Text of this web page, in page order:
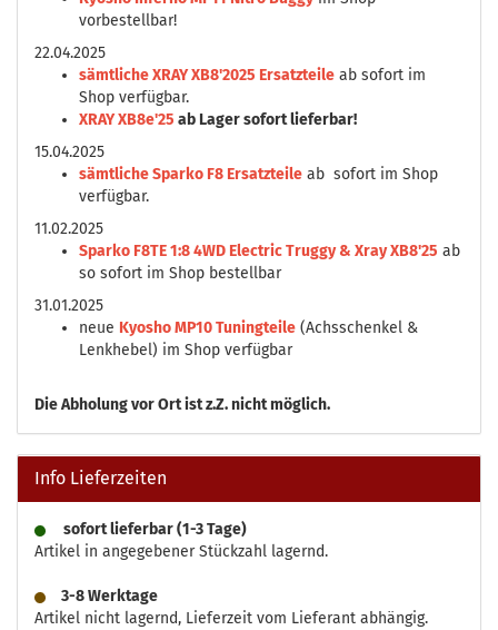
vorbestellbar!
22.04.2025
sämtliche XRAY XB8'2025 Ersatzteile ab sofort im
Shop verfügbar.
XRAY XB8e'25 ab Lager sofort lieferbar!
15.04.2025
sämtliche Sparko F8 Ersatzteile ab sofort im Shop
verfügbar.
11.02.2025
Sparko F8TE 1:8 4WD Electric Truggy & Xray XB8'25 ab
so sofort im Shop bestellbar
31.01.2025
neue Kyosho MP10 Tuningteile (Achsschenkel &
Lenkhebel) im Shop verfügbar
DieAbholung vor Ort ist z.Z. nicht möglich.
Info Lieferzeiten
sofort lieferbar (1-3 Tage)
Artikel in angegebener Stückzahl lagernd.
3-8 Werktage
Artikel nicht lagernd, Lieferzeit vom Lieferant abhängig.